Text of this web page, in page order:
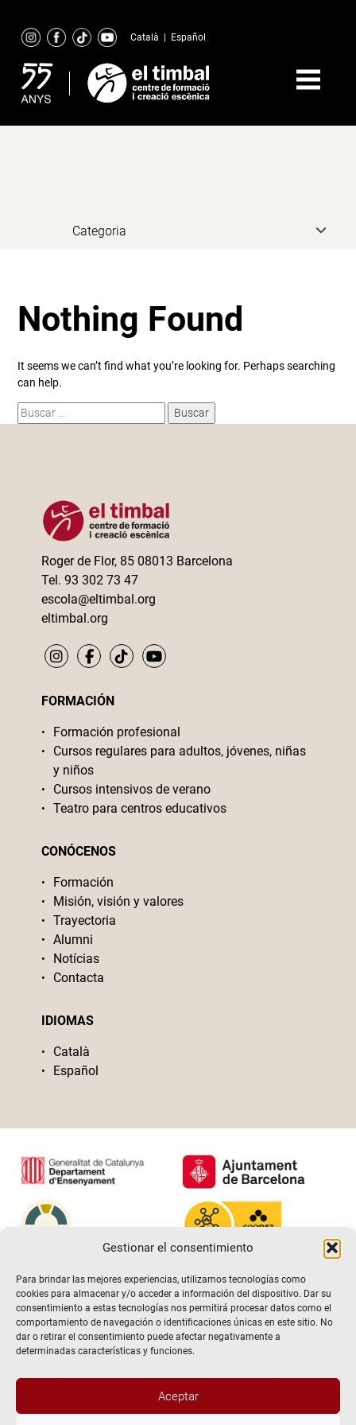
Gestionar el consentimiento
Para brindar las mejores experiencias, utilizamos tecnologías como
cookies para almacenar y/o acceder a información del dispositivo. Dar su
consentimiento a estas tecnologías nos permitirá procesar datos como el
comportamiento de navegación o identificaciones únicas en este sitio. No
dar o retirar el consentimiento puede afectar negativamente a
determinadas características y funciones.
Aceptar
content
Català Español
Nothing Found
It seems we can’t find what you’re looking for. Perhaps searching
can help.
Buscar:
Roger de Flor, 85 08013 Barcelona
Tel. 93 302 73 47
escola@eltimbal.org
eltimbal.org
FORMACIÓN
Formación profesional
Cursos regulares para adultos, jóvenes, niñas
y niños
Cursos intensivos de verano
Teatro para centros educativos
CONÓCENOS
Formación
Misión, visión y valores
Trayectoria
Alumni
Notícias
Contacta
IDIOMAS
Català
Español